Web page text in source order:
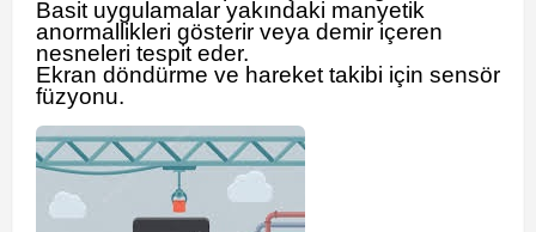
Basit uygulamalar yakındaki manyetik
anormallikleri gösterir veya demir içeren
nesneleri tespit eder.
Ekran döndürme ve hareket takibi için sensör
füzyonu.